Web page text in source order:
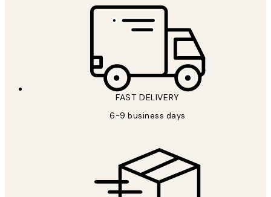
FAST DELIVERY
6-9 business days